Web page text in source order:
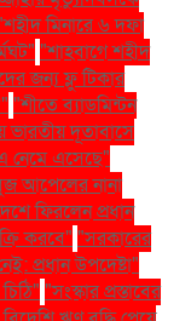
মিনারে ৬ দফা
"শাহবাগে শহীদ
জন্য ফ্লু টিকার
"শীতে ব্যাডমিন্টন
ভারতীয় দূতাবাসে
নেমে এসেছে"
আপেলের নানা
ফিরলেন প্রধান
করবে" "সরকারের
প্রধান উপদেষ্টা"
"সংস্কার প্রস্তাবের